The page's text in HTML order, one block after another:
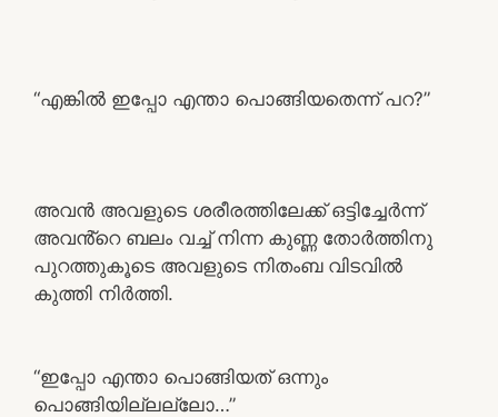
“എങ്കിൽ ഇപ്പോ എന്താ പൊങ്ങിയതെന്ന് പറ?”
അവൻ അവളുടെ ശരീരത്തിലേക്ക് ഒട്ടിച്ചേർന്ന്
അവൻ്റെ ബലം വച്ച് നിന്ന കുണ്ണ തോർത്തിനു
പുറത്തുകൂടെ അവളുടെ നിതംബ വിടവിൽ
കുത്തി നിർത്തി.
“ഇപ്പോ എന്താ പൊങ്ങിയത് ഒന്നും
പൊങ്ങിയില്ലല്ലോ…”